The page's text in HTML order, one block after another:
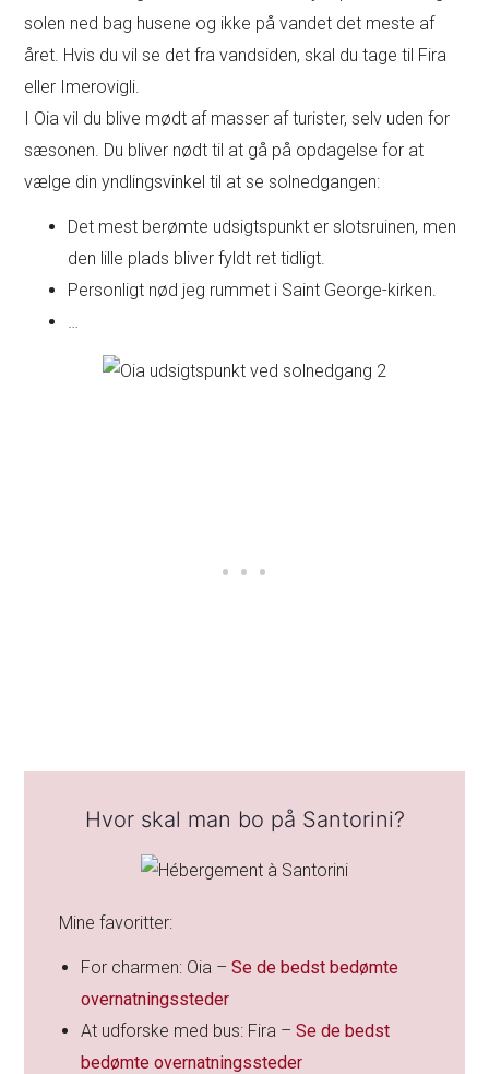
solen ned bag husene og ikke på vandet det meste af
året. Hvis du vil se det fra vandsiden, skal du tage til Fira
eller Imerovigli.
I Oia vil du blive mødt af masser af turister, selv uden for
sæsonen. Du bliver nødt til at gå på opdagelse for at
vælge din yndlingsvinkel til at se solnedgangen:
Det mest berømte udsigtspunkt er slotsruinen, men
den lille plads bliver fyldt ret tidligt.
Personligt nød jeg rummet i Saint George-kirken.
…
Hvor skal man bo på Santorini?
Mine favoritter:
For charmen: Oia –Se de bedst bedømte
overnatningssteder
At udforske med bus: Fira –Se de bedst
bedømte overnatningssteder